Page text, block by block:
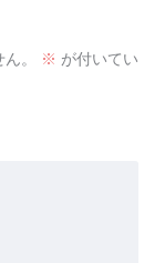
。 ※ が付いてい